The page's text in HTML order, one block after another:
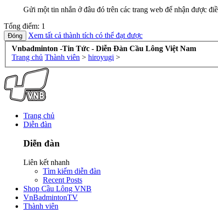
Gửi một tin nhắn ở đâu đó trên các trang web để nhận được
Tổng điểm: 1
Xem tất cả thành tích có thể đạt được
Vnbadminton -Tin Tức - Diễn Đàn Cầu Lông Việt Nam
Trang chủ Thành viên > hiroyugi >
Trang chủ
Diễn đàn
Diễn đàn
Liên kết nhanh
Tìm kiếm diễn đàn
Recent Posts
Shop Cầu Lông VNB
VnBadmintonTV
Thành viên